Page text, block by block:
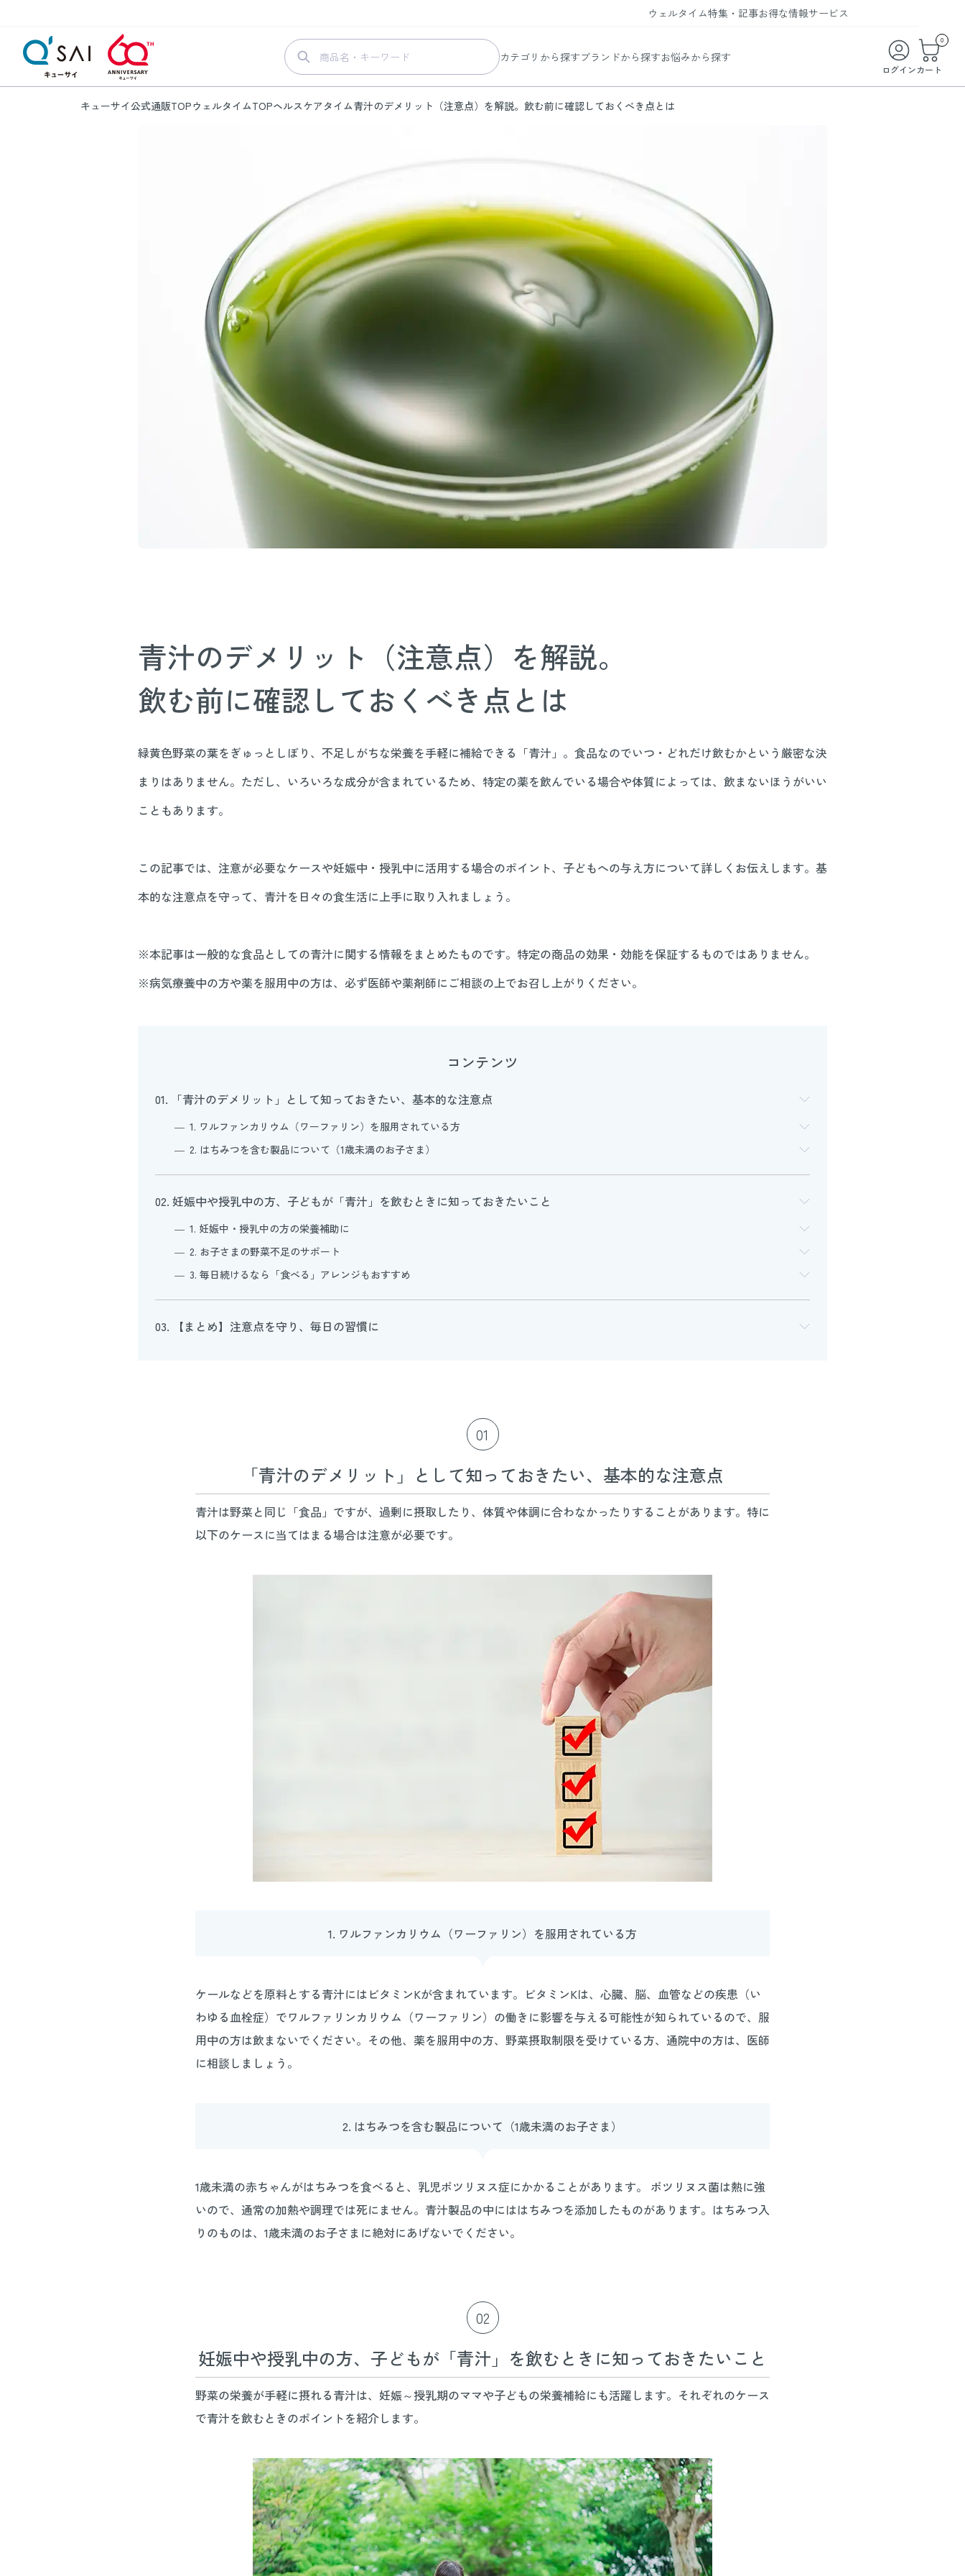
ログイン
0
カート
ウェルタイム
ビューティータイム
ヘルスケアタイム
特集・記事
WELMAG
お得な情報
WEB限定/期間限定キャンペーン
まとめ買い商品
サービス
メンバーシッププログラム
LINEお友達登録
カテゴリから探す
メイク
暮らしの雑貨
すべての商品
ブランドから探す
コラリッチソア
ひざサポートコラーゲン
ケール青汁
お悩みから探す
キューサイ公式通販TOPウェルタイムTOPヘルスケアタイム青汁のデメリット（注意点）を解説。飲む前に確認しておくべき点とは
青汁のデメリット（注意点）を解説。
飲む前に確認しておくべき点とは
緑黄色野菜の葉をぎゅっとしぼり、不足しがちな栄養を手軽に補給できる「青汁」。食品なのでいつ・どれだけ飲むかという厳密な決
まりはありません。ただし、いろいろな成分が含まれているため、特定の薬を飲んでいる場合や体質によっては、飲まないほうがいい
こともあります。
この記事では、注意が必要なケースや妊娠中・授乳中に活用する場合のポイント、子どもへの与え方について詳しくお伝えします。基
本的な注意点を守って、青汁を日々の食生活に上手に取り入れましょう。
※本記事は一般的な食品としての青汁に関する情報をまとめたものです。特定の商品の効果・効能を保証するものではありません。
※病気療養中の方や薬を服用中の方は、必ず医師や薬剤師にご相談の上でお召し上がりください。
コンテンツ
01. 「青汁のデメリット」として知っておきたい、基本的な注意点
1. ワルファンカリウム（ワーファリン）を服用されている方
2. はちみつを含む製品について（1歳未満のお子さま）
02. 妊娠中や授乳中の方、子どもが「青汁」を飲むときに知っておきたいこと
1. 妊娠中・授乳中の方の栄養補助に
2. お子さまの野菜不足のサポート
3. 毎日続けるなら「食べる」アレンジもおすすめ
03. 【まとめ】注意点を守り、毎日の習慣に
01
「青汁のデメリット」として知っておきたい、基本的な注意点
青汁は野菜と同じ「食品」ですが、過剰に摂取したり、体質や体調に合わなかったりすることがあります。特に
以下のケースに当てはまる場合は注意が必要です。
1. ワルファンカリウム（ワーファリン）を服用されている方
ケールなどを原料とする青汁にはビタミンKが含まれています。ビタミンKは、心臓、脳、血管などの疾患（い
わゆる血栓症）でワルファリンカリウム（ワーファリン）の働きに影響を与える可能性が知られているので、服
用中の方は飲まないでください。その他、薬を服用中の方、野菜摂取制限を受けている方、通院中の方は、医師
に相談しましょう。
2. はちみつを含む製品について（1歳未満のお子さま）
1歳未満の赤ちゃんがはちみつを食べると、乳児ボツリヌス症にかかることがあります。 ボツリヌス菌は熱に強
いので、通常の加熱や調理では死にません。青汁製品の中にははちみつを添加したものがあります。はちみつ入
りのものは、1歳未満のお子さまに絶対にあげないでください。
02
妊娠中や授乳中の方、子どもが「青汁」を飲むときに知っておきたいこと
野菜の栄養が手軽に摂れる青汁は、妊娠～授乳期のママや子どもの栄養補給にも活躍します。それぞれのケース
で青汁を飲むときのポイントを紹介します。